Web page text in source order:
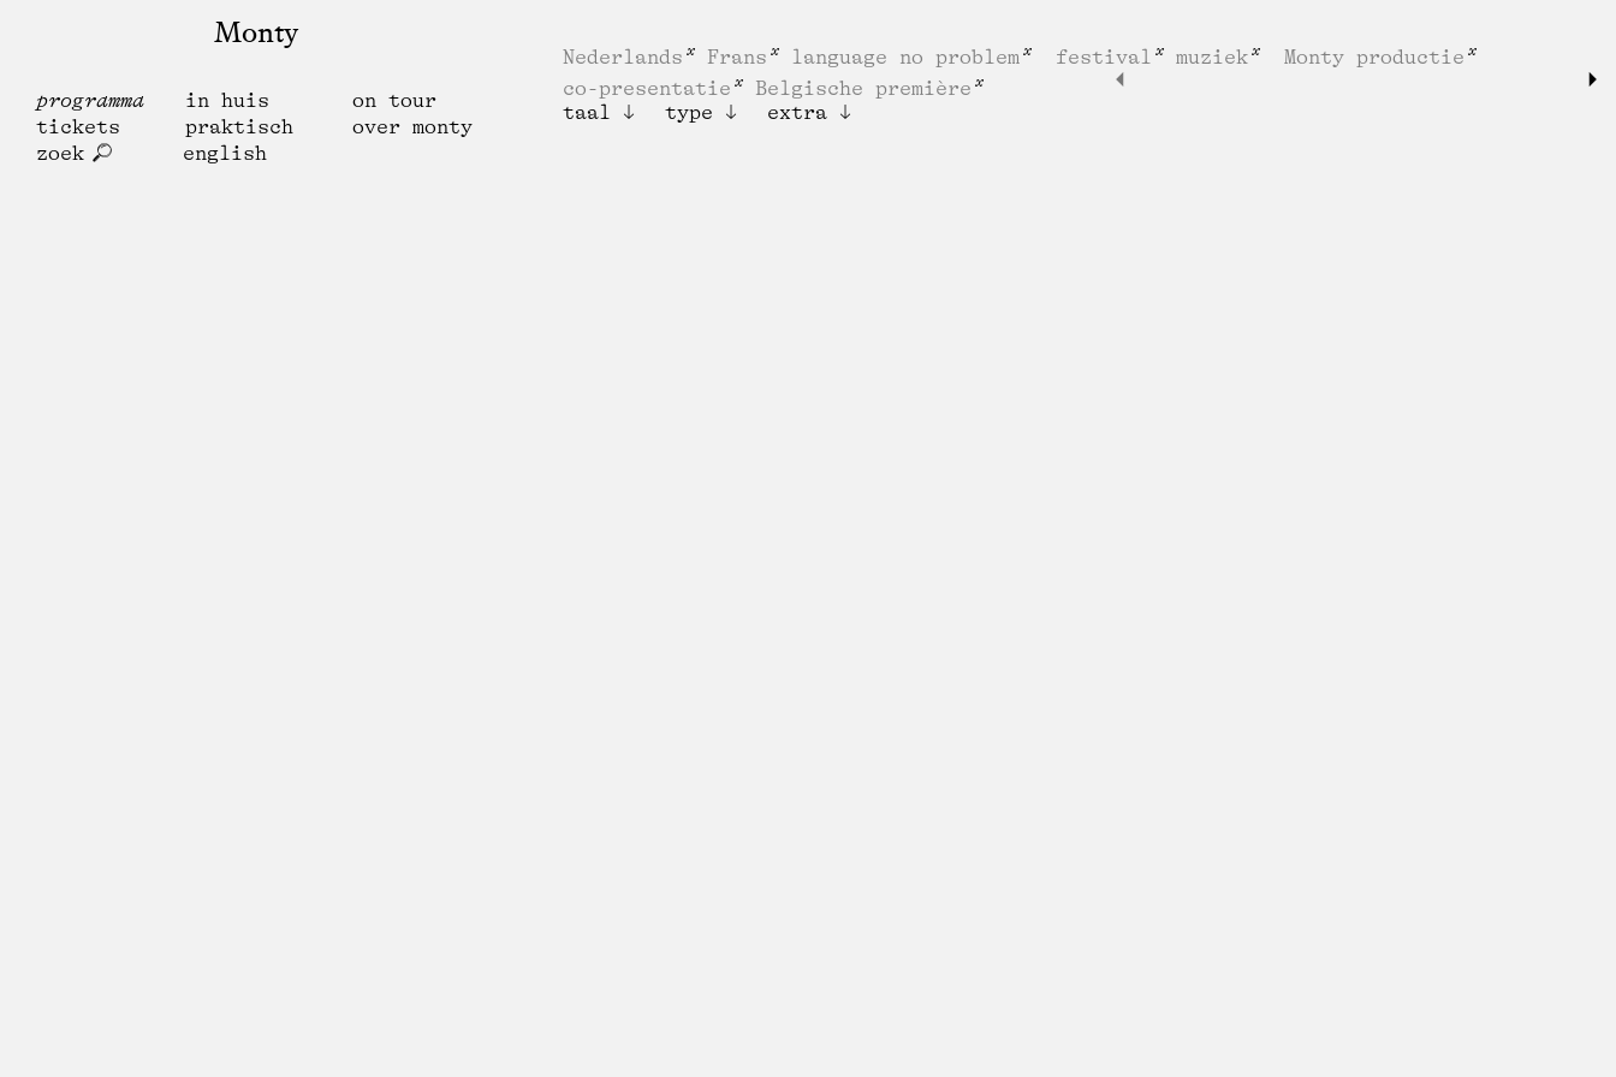
Monty
programma in huis
on tour
tickets
praktisch
over monty
zoek
english
Nederlands Frans language no problem festival muziek
Monty productie
co-presentatie
Belgische première
taal
type extra